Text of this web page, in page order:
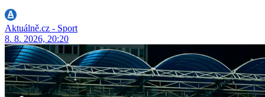
Aktuálně.cz - Sport
8. 8. 2026, 20:20